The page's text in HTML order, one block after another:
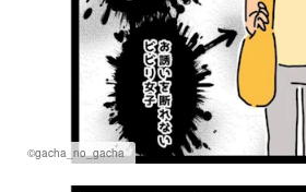
©gacha_no_gacha